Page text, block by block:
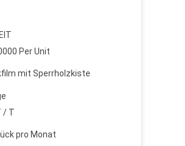
Per Unit
mit Sperrholzkiste
/ T
pro Monat